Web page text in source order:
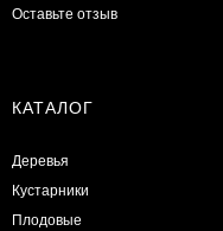
Оставьте отзыв
КАТАЛОГ
Деревья
Кустарники
Плодовые